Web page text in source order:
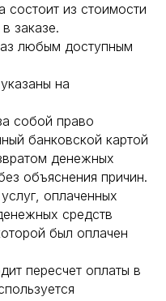
состоит из стоимости
заказе.
любым доступным
на
собой право
банковской картой
денежных
объяснения причин.
оплаченных
средств
был оплачен
пересчет оплаты в